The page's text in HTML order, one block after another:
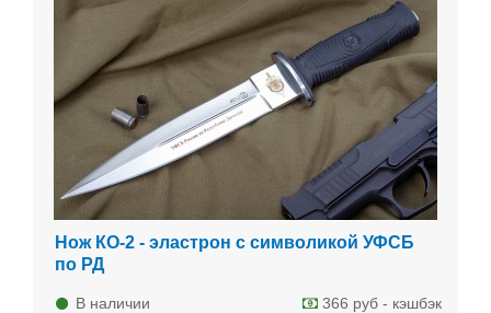
Нож КО-2 - эластрон с символикой УФСБ
по РД
В наличии 366 руб - кэшбэк